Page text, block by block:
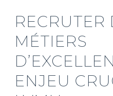
RECRUTER
MÉTIERS
ENJEU